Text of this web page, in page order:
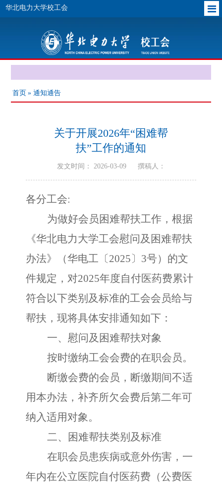
华北电力大学校工会
首页 » 通知通告
关于开展2026年“困难帮
扶”工作的通知
发文时间： 2026-03-09 撰稿人：
各分工会:
为做好会员困难帮扶工作，根据
《华北电力大学工会慰问及困难帮扶
办法》（华电工〔2025〕3号）的文
件规定，对2025年度自付医药费累计
符合以下类别及标准的工会会员给与
帮扶，现将具体安排通知如下：
一、慰问及困难帮扶对象
按时缴纳工会会费的在职会员。
断缴会费的会员，断缴期间不适
用本办法，补齐所欠会费后第二年可
纳入适用对象。
二、困难帮扶类别及标准
在职会员患疾病或意外伤害，一
年内在公立医院自付医药费（公费医